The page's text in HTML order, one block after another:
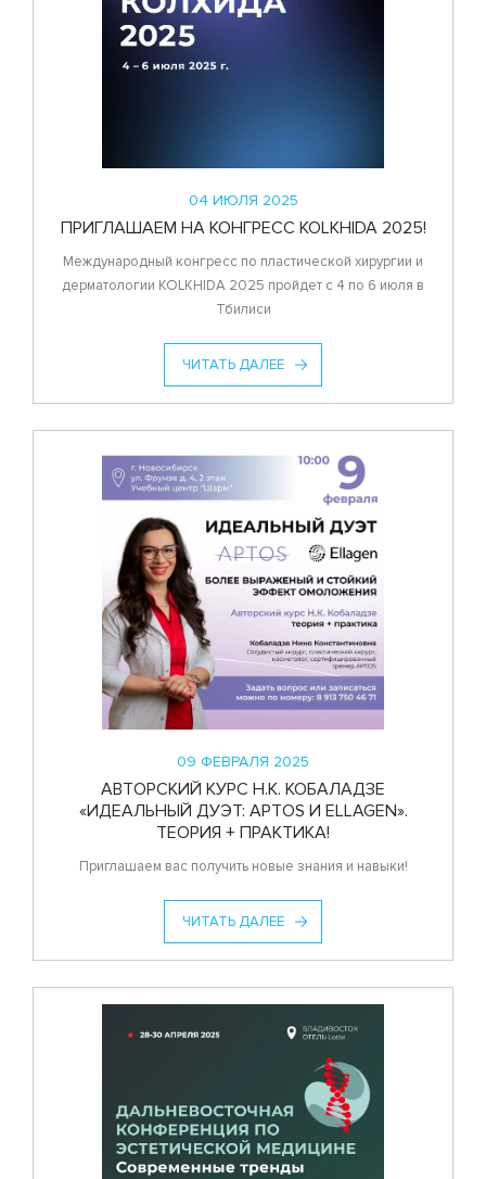
04 ИЮЛЯ 2025
ПРИГЛАШАЕМ НА КОНГРЕСС KOLKHIDA 2025!
Международный конгресс по пластической хирургии и
дерматологии KOLKHIDA 2025 пройдет с 4 по 6 июля в
Тбилиси
ЧИТАТЬ ДАЛЕЕ
09 ФЕВРАЛЯ 2025
АВТОРСКИЙ КУРС Н.К. КОБАЛАДЗЕ
«ИДЕАЛЬНЫЙ ДУЭТ: APTOS И ELLAGEN».
ТЕОРИЯ + ПРАКТИКА!
Приглашаем вас получить новые знания и навыки!
ЧИТАТЬ ДАЛЕЕ